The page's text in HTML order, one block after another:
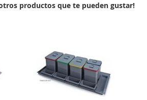
LISTA
productos que te pueden gustar!